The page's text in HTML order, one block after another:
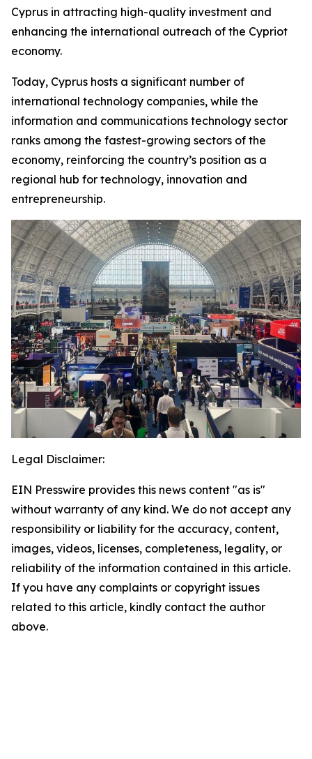
Cyprus in attracting high-quality investment and
enhancing the international outreach of the Cypriot
economy.
Today, Cyprus hosts a significant number of
international technology companies, while the
information and communications technology sector
ranks among the fastest-growing sectors of the
economy, reinforcing the country’s position as a
regional hub for technology, innovation and
entrepreneurship.
Legal Disclaimer:
EIN Presswire provides this news content "as is"
without warranty of any kind. We do not accept any
responsibility or liability for the accuracy, content,
images, videos, licenses, completeness, legality, or
reliability of the information contained in this article.
If you have any complaints or copyright issues
related to this article, kindly contact the author
above.